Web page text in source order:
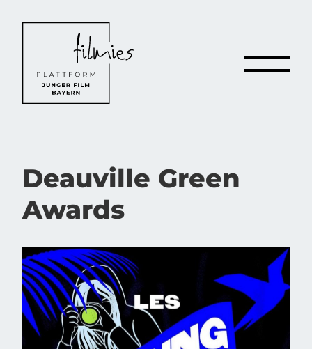
Deau­ville Green
Awards